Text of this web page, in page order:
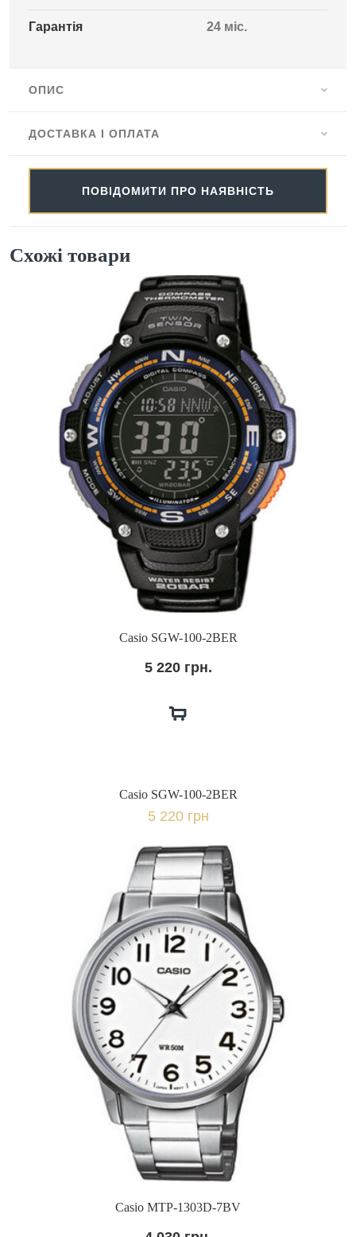
Гарантія 24 міс.
ОПИС
ДОСТАВКА І ОПЛАТА
ПОВІДОМИТИ ПРО НАЯВНІСТЬ
Схожі товари
Casio SGW-100-2BER
5 220 грн.
Casio SGW-100-2BER
5 220 грн
Casio MTP-1303D-7BV